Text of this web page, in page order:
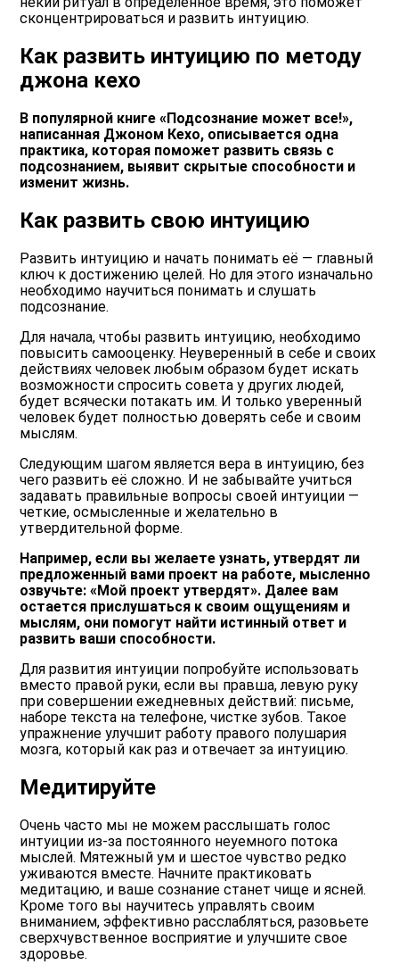
сконцентрироваться и развить интуицию.
Как развить интуицию по методу
джона кехо
В популярной книге «Подсознание может все!»,
написанная Джоном Кехо, описывается одна
практика, которая поможет развить связь с
подсознанием, выявит скрытые способности и
изменит жизнь.
Как развить свою интуицию
Развить интуицию и начать понимать её — главный
ключ к достижению целей. Но для этого изначально
необходимо научиться понимать и слушать
подсознание.
Для начала, чтобы развить интуицию, необходимо
повысить самооценку. Неуверенный в себе и своих
действиях человек любым образом будет искать
возможности спросить совета у других людей,
будет всячески потакать им. И только уверенный
человек будет полностью доверять себе и своим
мыслям.
Следующим шагом является вера в интуицию, без
чего развить её сложно. И не забывайте учиться
задавать правильные вопросы своей интуиции —
четкие, осмысленные и желательно в
утвердительной форме.
Например, если вы желаете узнать, утвердят ли
предложенный вами проект на работе, мысленно
озвучьте: «Мой проект утвердят». Далее вам
остается прислушаться к своим ощущениям и
мыслям, они помогут найти истинный ответ и
развить ваши способности.
Для развития интуиции попробуйте использовать
вместо правой руки, если вы правша, левую руку
при совершении ежедневных действий: письме,
наборе текста на телефоне, чистке зубов. Такое
упражнение улучшит работу правого полушария
мозга, который как раз и отвечает за интуицию.
Медитируйте
Очень часто мы не можем расслышать голос
интуиции из-за постоянного неуемного потока
мыслей. Мятежный ум и шестое чувство редко
уживаются вместе. Начните практиковать
медитацию, и ваше сознание станет чище и ясней.
Кроме того вы научитесь управлять своим
вниманием, эффективно расслабляться, разовьете
сверхчувственное восприятие и улучшите свое
здоровье.